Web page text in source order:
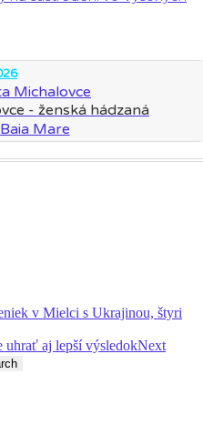
Michalovce
Mare
v Mielci s Ukrajinou, štyri
uhrať aj lepší výsledokNext